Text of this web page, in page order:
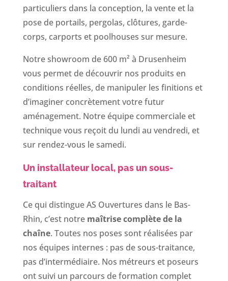
particuliers dans la conception, la vente et la
pose de portails, pergolas, clôtures, garde-
corps, carports et poolhouses sur mesure.
Notre showroom de 600 m² à Drusenheim
vous permet de découvrir nos produits en
conditions réelles, de manipuler les finitions et
d’imaginer concrètement votre futur
aménagement. Notre équipe commerciale et
technique vous reçoit du lundi au vendredi, et
sur rendez-vous le samedi.
Un installateur local, pas un sous-
traitant
Ce qui distingue AS Ouvertures dans le Bas-
Rhin, c’est notre maîtrise complète de la
chaîne. Toutes nos poses sont réalisées par
nos équipes internes : pas de sous-traitance,
pas d’intermédiaire. Nos métreurs et poseurs
ont suivi un parcours de formation complet